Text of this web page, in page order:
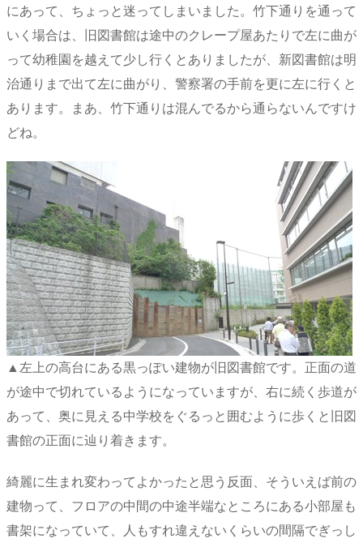
にあって、ちょっと迷ってしまいました。竹下通りを通って
いく場合は、旧図書館は途中のクレープ屋あたりで左に曲が
って幼稚園を越えて少し行くとありましたが、新図書館は明
治通りまで出て左に曲がり、警察署の手前を更に左に行くと
あります。まあ、竹下通りは混んでるから通らないんですけ
どね。
▲左上の高台にある黒っぽい建物が旧図書館です。正面の道
が途中で切れているようになっていますが、右に続く歩道が
あって、奥に見える中学校をぐるっと囲むように歩くと旧図
書館の正面に辿り着きます。
綺麗に生まれ変わってよかったと思う反面、そういえば前の
建物って、フロアの中間の中途半端なところにある小部屋も
書架になっていて、人もすれ違えないくらいの間隔でぎっし